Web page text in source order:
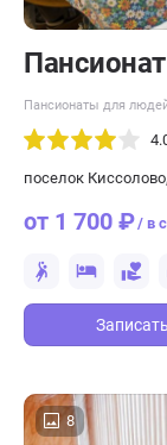
Пансионаты для
поселок
от 1 700 ₽/ в
8